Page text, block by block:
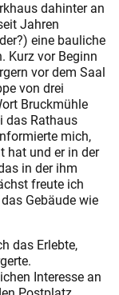
dahinter an
Jahren
eine bauliche
Kurz vor Beginn
vor dem Saal
von drei
Bruckmühle
das Rathaus
mich,
hat und er in der
in der ihm
freute ich
Gebäude wie
das Erlebte,
Interesse an